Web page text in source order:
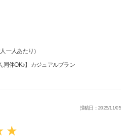
一人あたり）
同伴OK♪】カジュアルプラン
投稿日：2025/11/05